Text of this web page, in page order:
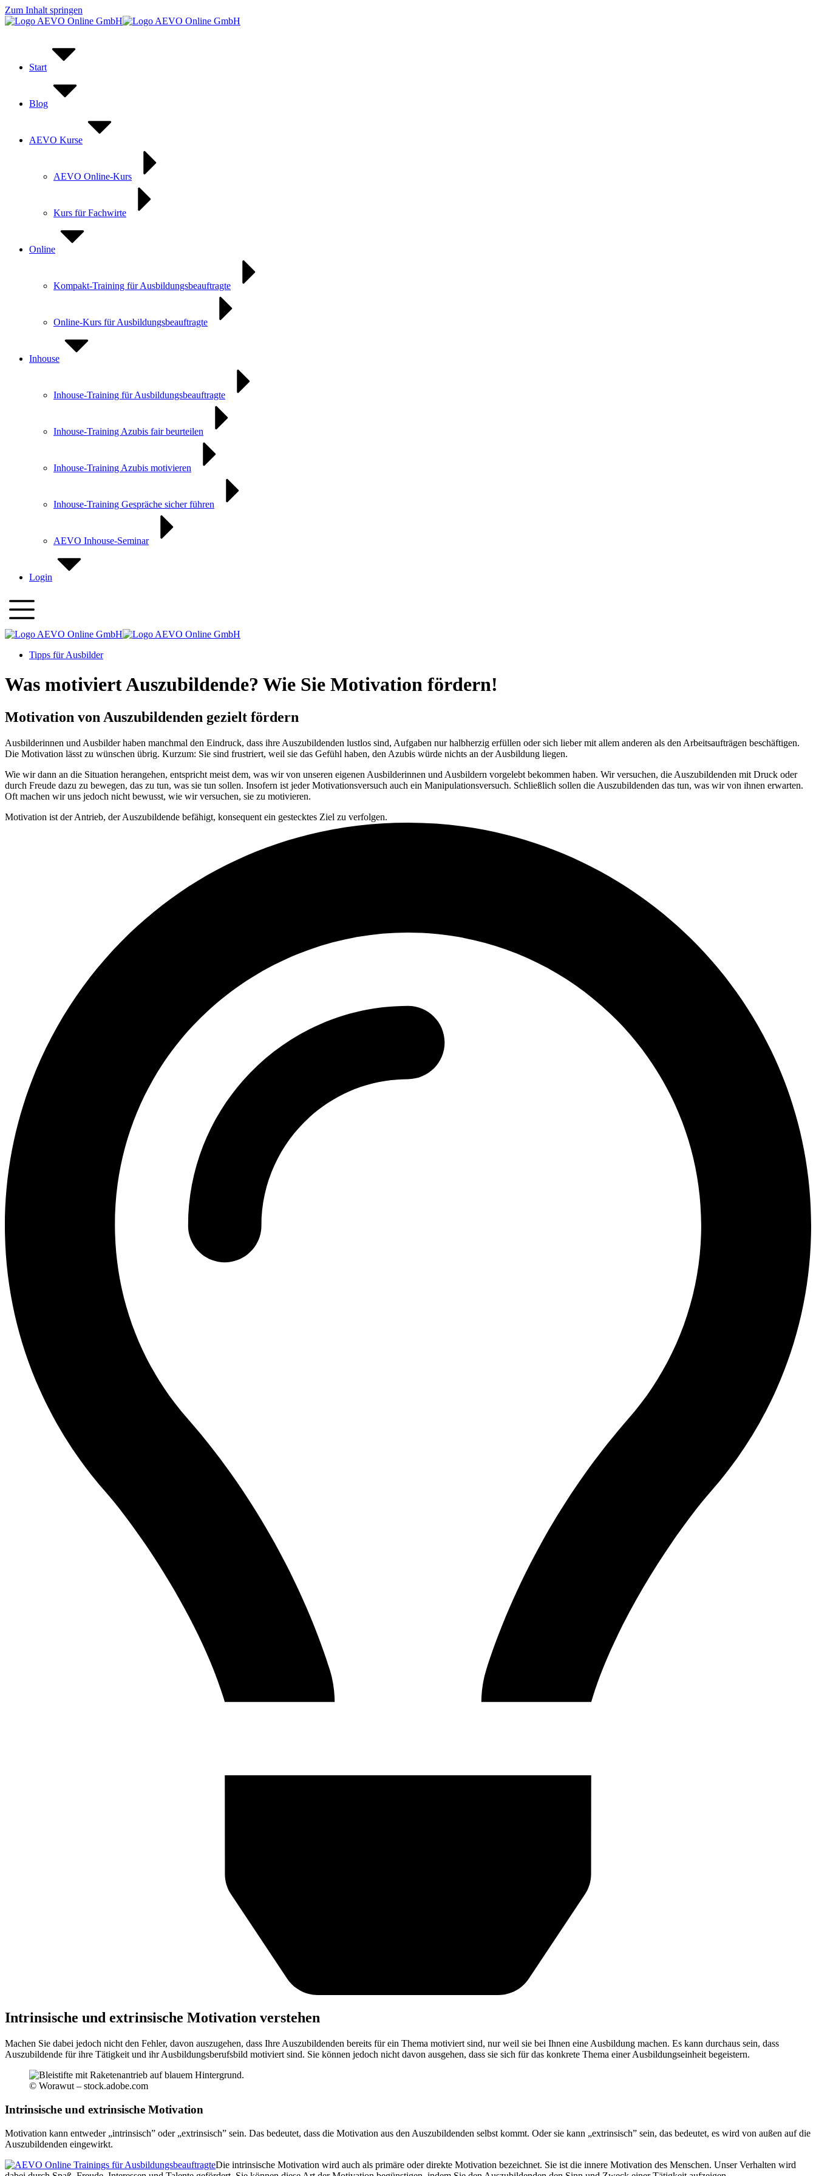
Zum Inhalt springen
Start
Blog
AEVO Kurse
AEVO Online-Kurs
Kurs für Fachwirte
Online
Kompakt-Training für Ausbildungs­beauftragte
Online-Kurs für Ausbildungs­beauftragte
Inhouse
Inhouse-Training für Ausbildungsbeauftragte
Inhouse-Training Azubis fair beurteilen
Inhouse-Training Azubis motivieren
Inhouse-Training Gespräche sicher führen
AEVO Inhouse-Seminar
Login
Tipps für Ausbilder
Was motiviert Auszubildende? Wie Sie Motivation fördern!
Motivation von Auszubildenden gezielt fördern
Ausbilderinnen und Ausbilder haben manchmal den Eindruck, dass ihre Auszubildenden lustlos sind, Aufgaben nur halbherzig erfüllen oder sich lieber mit allem anderen als den Arbeitsaufträgen beschäftigen.
Die Motivation lässt zu wünschen übrig. Kurzum: Sie sind frustriert, weil sie das Gefühl haben, den Azubis würde nichts an der Ausbildung liegen.
Wie wir dann an die Situation herangehen, entspricht meist dem, was wir von unseren eigenen Ausbilderinnen und Ausbildern vorgelebt bekommen haben. Wir versuchen, die Auszubildenden mit Druck oder
durch Freude dazu zu bewegen, das zu tun, was sie tun sollen. Insofern ist jeder Motivationsversuch auch ein Manipulationsversuch. Schließlich sollen die Auszubildenden das tun, was wir von ihnen erwarten.
Oft machen wir uns jedoch nicht bewusst, wie wir versuchen, sie zu motivieren.
Motivation ist der Antrieb, der Auszubildende befähigt, konsequent ein gestecktes Ziel zu verfolgen.
Intrinsische und extrinsische Motivation verstehen
Machen Sie dabei jedoch nicht den Fehler, davon auszugehen, dass Ihre Auszubildenden bereits für ein Thema motiviert sind, nur weil sie bei Ihnen eine Ausbildung machen. Es kann durchaus sein, dass
Auszubildende für ihre Tätigkeit und ihr Ausbildungsberufsbild motiviert sind. Sie können jedoch nicht davon ausgehen, dass sie sich für das konkrete Thema einer Ausbildungseinheit begeistern.
© Worawut – stock.adobe.com
Intrinsische und extrinsische Motivation
Motivation kann entweder „intrinsisch” oder „extrinsisch” sein. Das bedeutet, dass die Motivation aus den Auszubildenden selbst kommt. Oder sie kann „extrinsisch” sein, das bedeutet, es wird von außen auf die
Auszubildenden eingewirkt.
Die intrinsische Motivation wird auch als primäre oder direkte Motivation bezeichnet. Sie ist die innere Motivation des Menschen. Unser Verhalten wird